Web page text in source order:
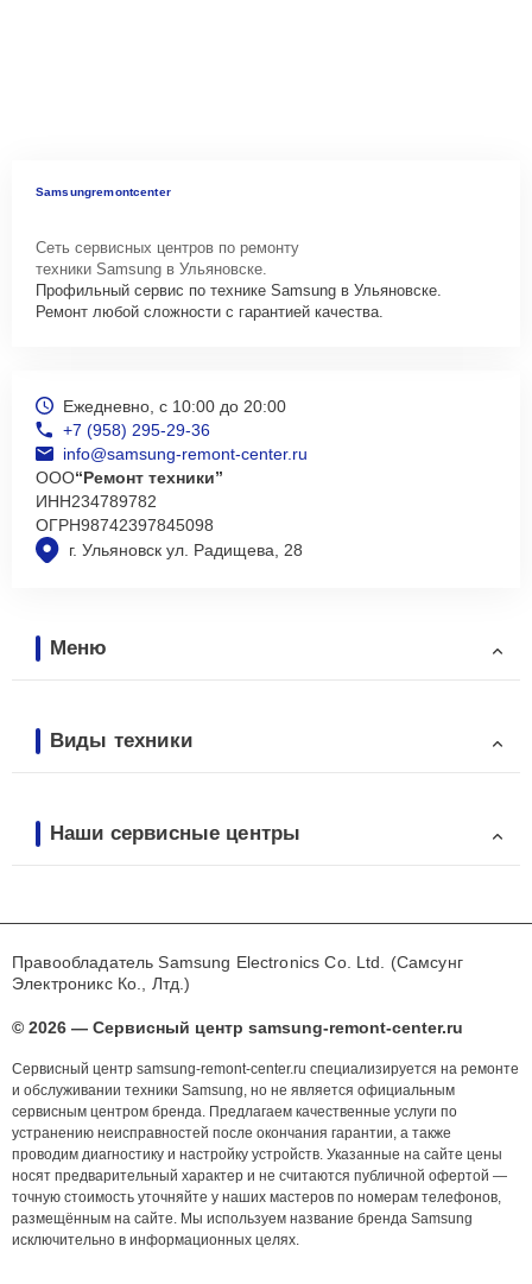
Samsungremontcenter
Сеть сервисных центров по ремонту
техники Samsung в Ульяновске.
Профильный сервис по технике Samsung в Ульяновске.
Ремонт любой сложности с гарантией качества.
г. Ульяновск ул. Радищева, 28
Ежедневно, с 10:00 до 20:00
+7 (958) 295-29-36
info@samsung-remont-center.ru
ООО“Ремонт техники”
ИНН234789782
ОГРН98742397845098
Меню
Виды техники
Наши сервисные центры
Правообладатель Samsung Electronics Co. Ltd. (Самсунг
Электроникс Ко., Лтд.)
© 2026 — Сервисный центр samsung-remont-center.ru
Сервисный центр samsung-remont-center.ru специализируется на ремонте
и обслуживании техники Samsung, но не является официальным
сервисным центром бренда. Предлагаем качественные услуги по
устранению неисправностей после окончания гарантии, а также
проводим диагностику и настройку устройств. Указанные на сайте цены
носят предварительный характер и не считаются публичной офертой —
точную стоимость уточняйте у наших мастеров по номерам телефонов,
размещённым на сайте. Мы используем название бренда Samsung
исключительно в информационных целях.